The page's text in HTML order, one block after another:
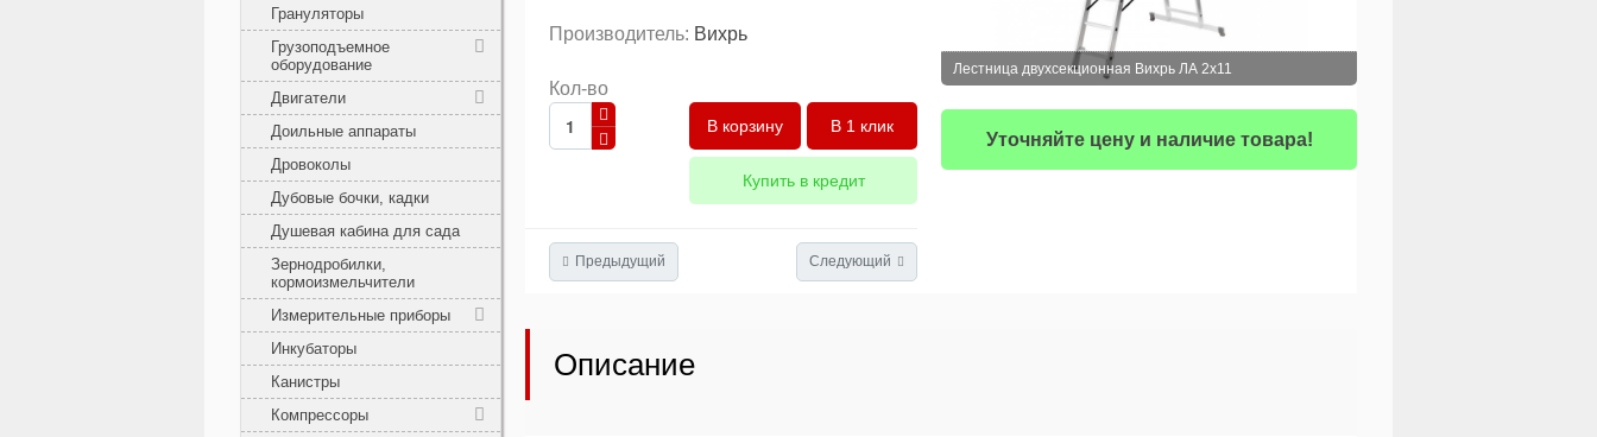
Грануляторы
Грузоподъемное
оборудование
Двигатели
Доильные аппараты
Дровоколы
Дубовые бочки, кадки
Душевая кабина для сада
Зернодробилки,
кормоизмельчители
Измерительные приборы
Инкубаторы
Канистры
Компрессоры
Производитель: Вихрь
Кол-во
В 1 клик
Купить в кредит
Предыдущий Следующий
Лестница двухсекционная Вихрь ЛА 2х11
Уточняйте цену и наличие товара!
Описание